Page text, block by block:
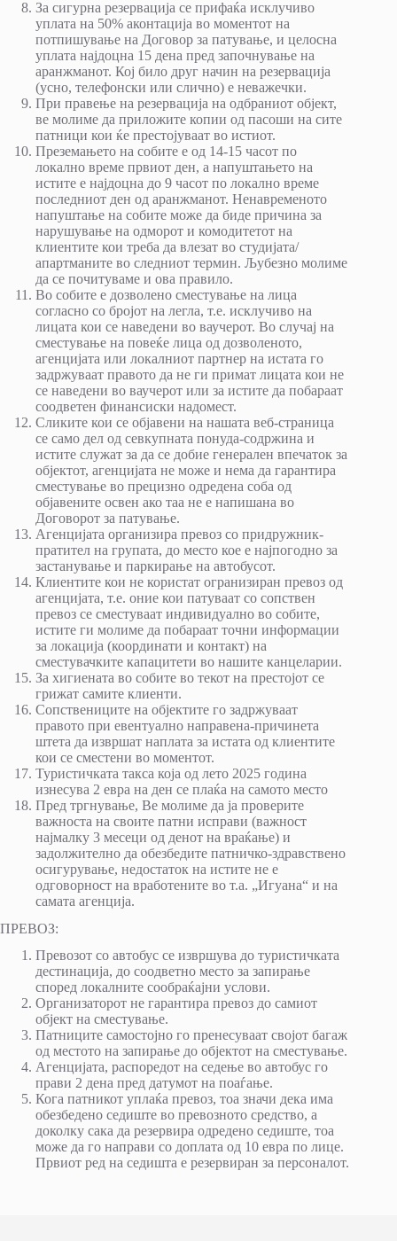
За сигурна резервација се прифаќа исклучиво
уплата на 50% аконтација во моментот на
потпишување на Договор за патување, и целосна
уплата најдоцна 15 дена пред започнување на
аранжманот. Кој било друг начин на резервација
(усно, телефонски или слично) е неважечки.
При правење на резервација на одбраниот објект,
ве молиме да приложите копии од пасоши на сите
патници кои ќе престојуваат во истиот.
Преземањето на собите е од 14-15 часот по
локално време првиот ден, а напуштањето на
истите е најдоцна до 9 часот по локално време
последниот ден од аранжманот. Ненавременото
напуштање на собите може да биде причина за
нарушување на одморот и комодитетот на
клиентите кои треба да влезат во студијата/
апартманите во следниот термин. Љубезно молиме
да се почитуваме и ова правило.
Во собите е дозволено сместување на лица
согласно со бројот на легла, т.е. исклучиво на
лицата кои се наведени во ваучерот. Во случај на
сместување на повеќе лица од дозволеното,
агенцијата или локалниот партнер на истата го
задржуваат правото да не ги примат лицата кои не
се наведени во ваучерот или за истите да побараат
соодветен финансиски надомест.
Сликите кои се објавени на нашата веб-страница
се само дел од севкупната понуда-содржина и
истите служат за да се добие генерален впечаток за
објектот, агенцијата не може и нема да гарантира
сместување во прецизно одредена соба од
објавените освен ако таа не е напишана во
Договорот за патување.
Агенцијата организира превоз со придружник-
пратител на групата, до место кое е најпогодно за
застанување и паркирање на автобусот.
Клиентите кои не користат огранизиран превоз од
агенцијата, т.е. оние кои патуваат со сопствен
превоз се сместуваат индивидуално во собите,
истите ги молиме да побараат точни информации
за локација (координати и контакт) на
сместувачките капацитети во нашите канцеларии.
За хигиената во собите во текот на престојот се
грижат самите клиенти.
Сопствениците на објектите го задржуваат
правото при евентуално направена-причинета
штета да извршат наплата за истата од клиентите
кои се сместени во моментот.
Туристичката такса која од лето 2025 година
изнесува 2 еврa на ден се плаќа на самото место
Пред тргнување, Ве молиме да ја проверите
важноста на своите патни исправи (важност
најмалку 3 месеци од денот на враќање) и
задолжително да обезбедите патничко-здравствено
осигурување, недостаток на истите не е
одговорност на вработените во т.а. „Игуана“ и на
самата агенција.
ПРЕВОЗ:
Превозот со автобус се извршува до туристичката
дестинација, до соодветно место за запирање
според локалните сообраќајни услови.
Организаторот не гарантира превоз до самиот
објект на сместување.
Патниците самостојно го пренесуваат својот багаж
од местото на запирање до објектот на сместување.
Агенцијата, распоредот на седење во автобус го
прави 2 дена пред датумот на поаѓање.
Кога патникот уплаќа превоз, тоа значи дека има
обезбедено седиште во превозното средство, а
доколку сака да резервира одредено седиште, тоа
може да го направи со доплата од 10 евра по лице.
Првиот ред на седишта е резервиран за персоналот.